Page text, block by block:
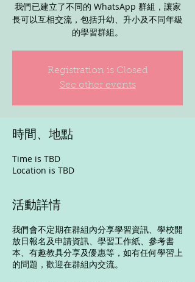
我們已建立了不同的 WhatsApp 群組，讓家
長可以互相交流，包括升幼、升小及不同年級
的學習群組。
Registration is Closed
See other events
時間、地點
Time is TBD
Location is TBD
活動詳情
我們會不定期在群組內分享學習資訊、學校開
放日報名及申請資訊、學習工作紙、參考書
本、有趣教具分享及優惠等，如有任何學習上
的問題，歡迎在群組內交流。